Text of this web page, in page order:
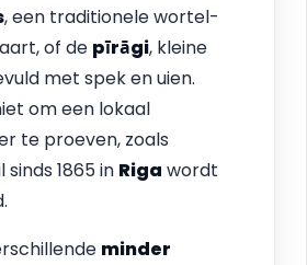
, een traditionele wortel-
of de pīrāgi, kleine
met spek en uien.
om een lokaal
te proeven, zoals
sinds 1865 in Riga wordt
minder